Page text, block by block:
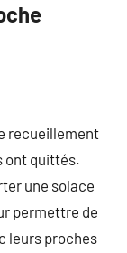
recueillement
ont quittés.
une solace
permettre de
leurs proches